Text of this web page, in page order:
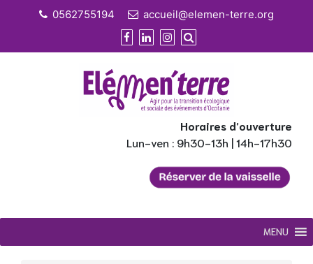
0562755194 accueil@elemen-terre.org
Horaires d’ouverture
Lun-ven : 9h30-13h | 14h-17h30
MENU